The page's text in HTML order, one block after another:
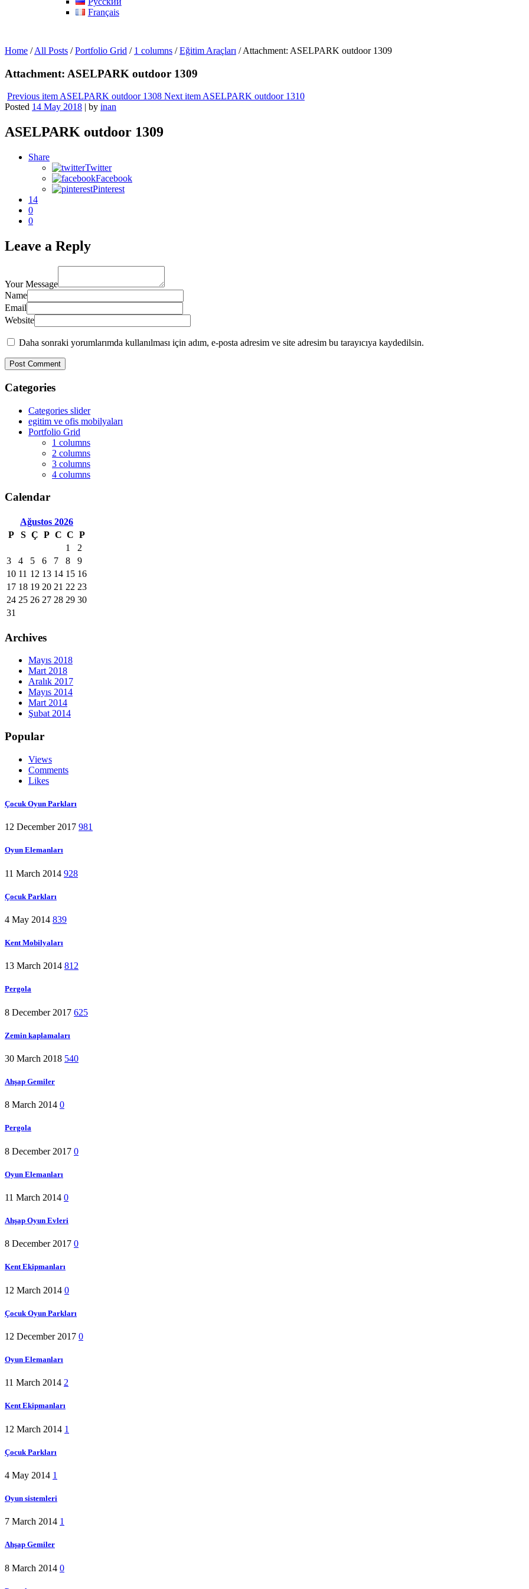
Français
Home /All Posts /Portfolio Grid / 1 columns /Eğitim Araçları /Attachment: ASELPARK outdoor 1309
Attachment: ASELPARK outdoor 1309
Previous itemASELPARK outdoor 1308 Next itemASELPARK outdoor 1310
Posted 14 May 2018 | by inan
ASELPARK outdoor 1309
Share
Twitter
Facebook
Pinterest
14
0
0
Leave a Reply
Your Message
Name
Email
Website
Daha sonraki yorumlarımda kullanılması için adım, e-posta adresim ve site adresim bu tarayıcıya kaydedilsin.
Categories
Categories slider
egitim ve ofis mobilyaları
Portfolio Grid
1 columns
2 columns
3 columns
4 columns
Calendar
Ağustos 2026
P
S Ç P C C P
1
2
3
4 5 6 7 8
9
10 11 12 13 14 15 16
17 18 19 20 21 22 23
24 25 26 27 28 29 30
31
Archives
Mayıs 2018
Mart 2018
Aralık 2017
Mayıs 2014
Mart 2014
Şubat 2014
Popular
Views
Comments
Likes
Çocuk Oyun Parkları
12 December 2017 981
Oyun Elemanları
11 March 2014 928
Çocuk Parkları
4 May 2014 839
Kent Mobilyaları
13 March 2014 812
Pergola
8 December 2017 625
Zemin kaplamaları
30 March 2018 540
Ahşap Gemiler
8 March 2014 0
Pergola
8 December 2017 0
Oyun Elemanları
11 March 2014 0
Ahşap Oyun Evleri
8 December 2017 0
Kent Ekipmanları
12 March 2014 0
Çocuk Oyun Parkları
12 December 2017 0
Oyun Elemanları
11 March 2014 2
Kent Ekipmanları
12 March 2014 1
Çocuk Parkları
4 May 2014 1
Oyun sistemleri
7 March 2014 1
Ahşap Gemiler
8 March 2014 0